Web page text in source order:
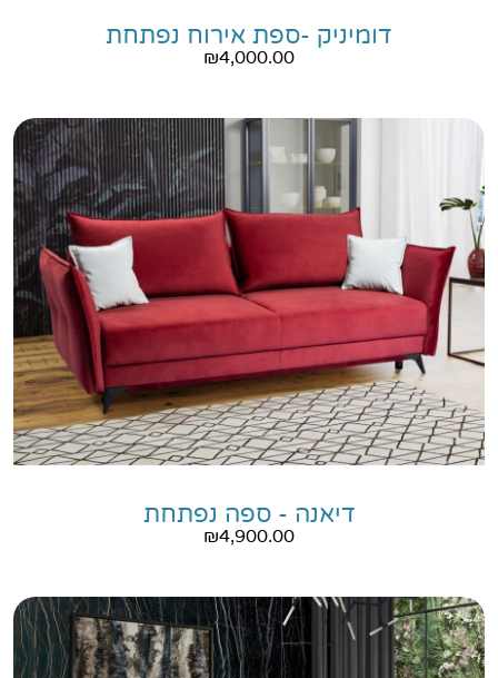
דומיניק -ספת אירוח נפתחת
₪4,000.00
דיאנה - ספה נפתחת
₪4,900.00